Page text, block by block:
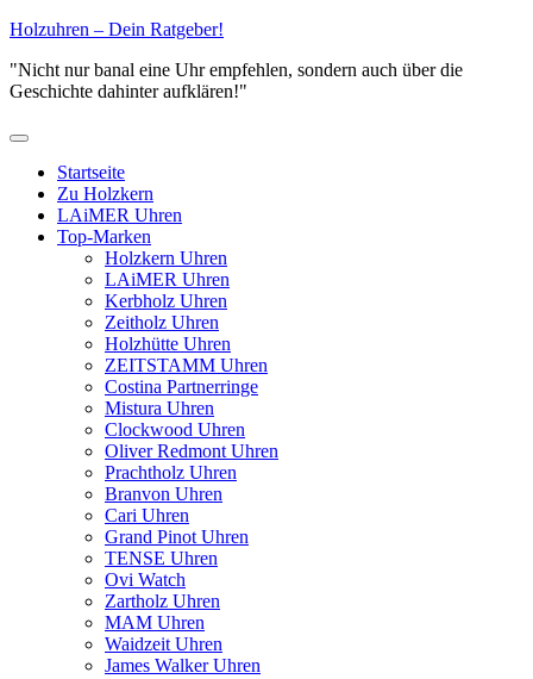
Zum
springen
Holzuhren – Dein Ratgeber!
"Nicht nur banal eine Uhr empfehlen, sondern auch über die
Geschichte dahinter aufklären!"
Primäres
Startseite
Zu Holzkern
LAiMER Uhren
Top-Marken
Holzkern Uhren
LAiMER Uhren
Kerbholz Uhren
Zeitholz Uhren
Holzhütte Uhren
ZEITSTAMM Uhren
Costina Partnerringe
Mistura Uhren
Clockwood Uhren
Oliver Redmont Uhren
Prachtholz Uhren
Branvon Uhren
Cari Uhren
Grand Pinot Uhren
TENSE Uhren
Ovi Watch
Zartholz Uhren
MAM Uhren
Waidzeit Uhren
James Walker Uhren